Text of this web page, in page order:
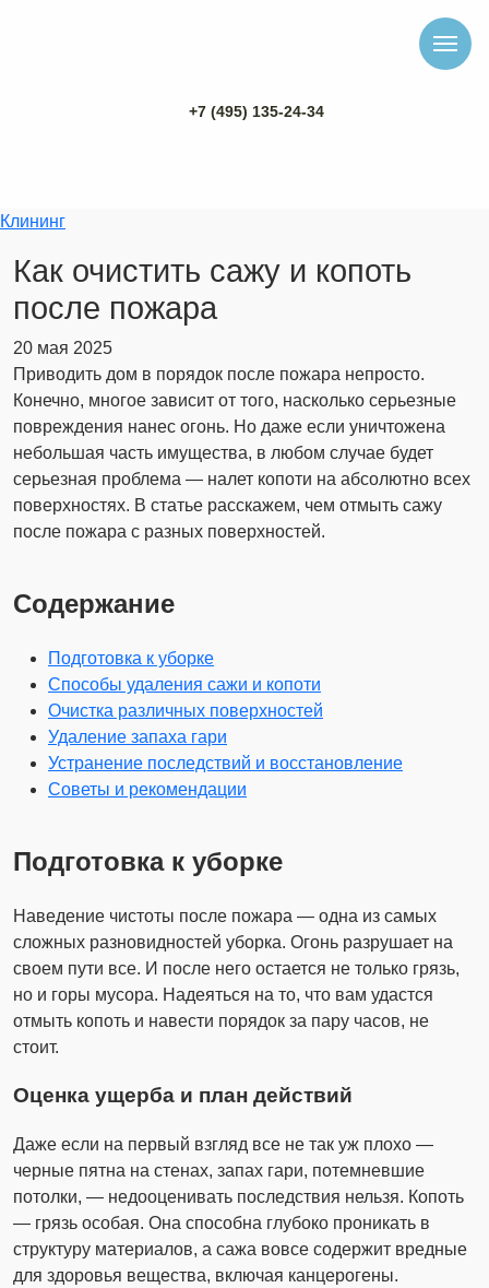
+7 (495) 135-24-34
Клининг
Как очистить сажу и копоть
после пожара
20 мая 2025
Приводить дом в порядок после пожара непросто.
Конечно, многое зависит от того, насколько серьезные
повреждения нанес огонь. Но даже если уничтожена
небольшая часть имущества, в любом случае будет
серьезная проблема — налет копоти на абсолютно всех
поверхностях. В статье расскажем, чем отмыть сажу
после пожара с разных поверхностей.
Содержание
Подготовка к уборке
Способы удаления сажи и копоти
Очистка различных поверхностей
Удаление запаха гари
Устранение последствий и восстановление
Советы и рекомендации
Подготовка к уборке
Наведение чистоты после пожара — одна из самых
сложных разновидностей уборка. Огонь разрушает на
своем пути все. И после него остается не только грязь,
но и горы мусора. Надеяться на то, что вам удастся
отмыть копоть и навести порядок за пару часов, не
стоит.
Оценка ущерба и план действий
Даже если на первый взгляд все не так уж плохо —
черные пятна на стенах, запах гари, потемневшие
потолки, — недооценивать последствия нельзя. Копоть
— грязь особая. Она способна глубоко проникать в
структуру материалов, а сажа вовсе содержит вредные
для здоровья вещества, включая канцерогены.